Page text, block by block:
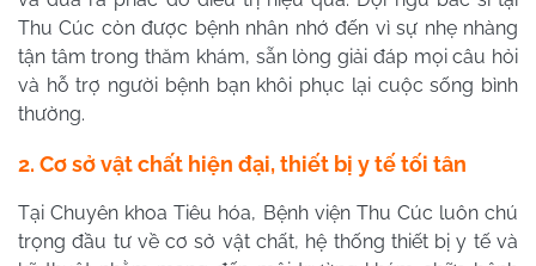
Thu Cúc còn được bệnh nhân nhớ đến vì sự nhẹ nhàng
tận tâm trong thăm khám, sẵn lòng giải đáp mọi câu hỏi
và hỗ trợ người bệnh bạn khôi phục lại cuộc sống bình
thường.
2. Cơ sở vật chất hiện đại, thiết bị y tế tối tân
Tại Chuyên khoa Tiêu hóa, Bệnh viện Thu Cúc luôn chú
trọng đầu tư về cơ sở vật chất, hệ thống thiết bị y tế và